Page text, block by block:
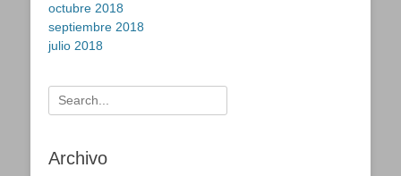
octubre 2018
septiembre 2018
julio 2018
Buscar:
Archivo